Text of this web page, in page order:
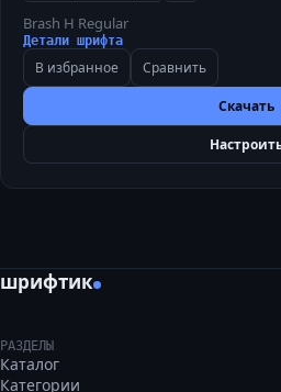
Brash H Regular
Детали шрифта
В избранное Сравнить
Скачать
шрифтик
РАЗДЕЛЫ
Каталог
Категории